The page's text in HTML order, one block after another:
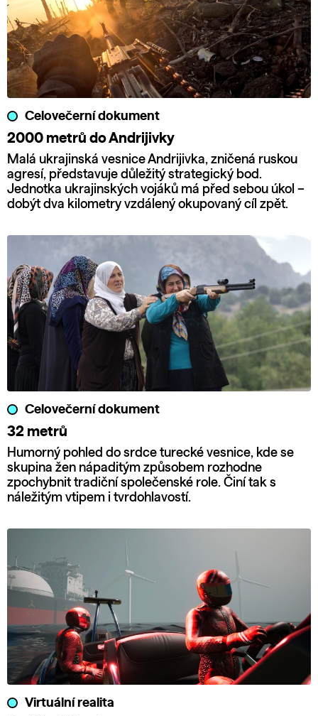
Celovečerní dokument
2000 metrů do Andrijivky
Malá ukrajinská vesnice Andrijivka, zničená ruskou
agresí, představuje důležitý strategický bod.
Jednotka ukrajinských vojáků má před sebou úkol –
dobýt dva kilometry vzdálený okupovaný cíl zpět.
Celovečerní dokument
32 metrů
Humorný pohled do srdce turecké vesnice, kde se
skupina žen nápaditým způsobem rozhodne
zpochybnit tradiční společenské role. Činí tak s
náležitým vtipem i tvrdohlavostí.
Virtuální realita